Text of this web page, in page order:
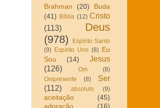
Brahman
(20)
Buda
(41) Bíblia (12) Cristo
(113)
Deus
(978)
Espírito Santo
(9) Espírito Uno (8) Eu
Sou
(14)
Jesus
(126)
Om
(8)
Onipresente
(8)
Ser
(112)
absoluto (9)
aceitação
(45)
adoração
(16)